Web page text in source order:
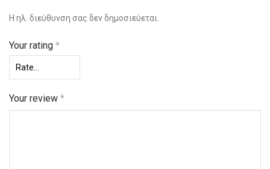
Η ηλ. διεύθυνση σας δεν δημοσιεύεται.
Your rating *
Your review *